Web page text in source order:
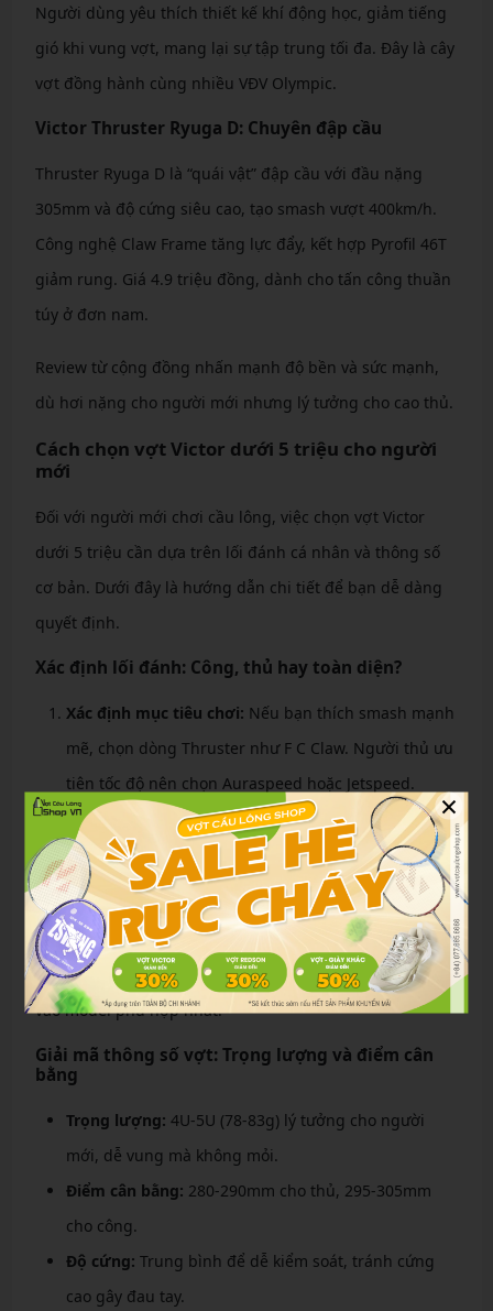
Người dùng yêu thích thiết kế khí động học, giảm tiếng
gió khi vung vợt, mang lại sự tập trung tối đa. Đây là cây
vợt đồng hành cùng nhiều VĐV Olympic.
Victor Thruster Ryuga D: Chuyên đập cầu
Thruster Ryuga D là “quái vật” đập cầu với đầu nặng
305mm và độ cứng siêu cao, tạo smash vượt 400km/h.
Công nghệ Claw Frame tăng lực đẩy, kết hợp Pyrofil 46T
giảm rung. Giá 4.9 triệu đồng, dành cho tấn công thuần
túy ở đơn nam.
Review từ cộng đồng nhấn mạnh độ bền và sức mạnh,
dù hơi nặng cho người mới nhưng lý tưởng cho cao thủ.
Cách chọn vợt Victor dưới 5 triệu cho người
mới
Đối với người mới chơi cầu lông, việc chọn vợt Victor
dưới 5 triệu cần dựa trên lối đánh cá nhân và thông số
cơ bản. Dưới đây là hướng dẫn chi tiết để bạn dễ dàng
quyết định.
Xác định lối đánh: Công, thủ hay toàn diện?
Xác định mục tiêu chơi: Nếu bạn thích smash mạnh
mẽ, chọn dòng Thruster như F C Claw. Người thủ ưu
tiên tốc độ nên chọn Auraspeed hoặc Jetspeed.
Thử lối đánh:
Tham gia các buổi tập thử vợt tại cửa
hàng để cảm nhận sự khác biệt giữa công thủ.
Kết hợp thể lực:Người mới nên tránh vợt quá nặng
đầu để giảm chấn thương cổ tay.
Việc xác định lối đánh giúp bạn tránh lãng phí, tập trung
vào model phù hợp nhất.
Giải mã thông số vợt: Trọng lượng và điểm cân
bằng
Trọng lượng: 4U-5U (78-83g) lý tưởng cho người
mới, dễ vung mà không mỏi.
Điểm cân bằng: 280-290mm cho thủ, 295-305mm
cho công.
Độ cứng: Trung bình để dễ kiểm soát, tránh cứng
cao gây đau tay.
×